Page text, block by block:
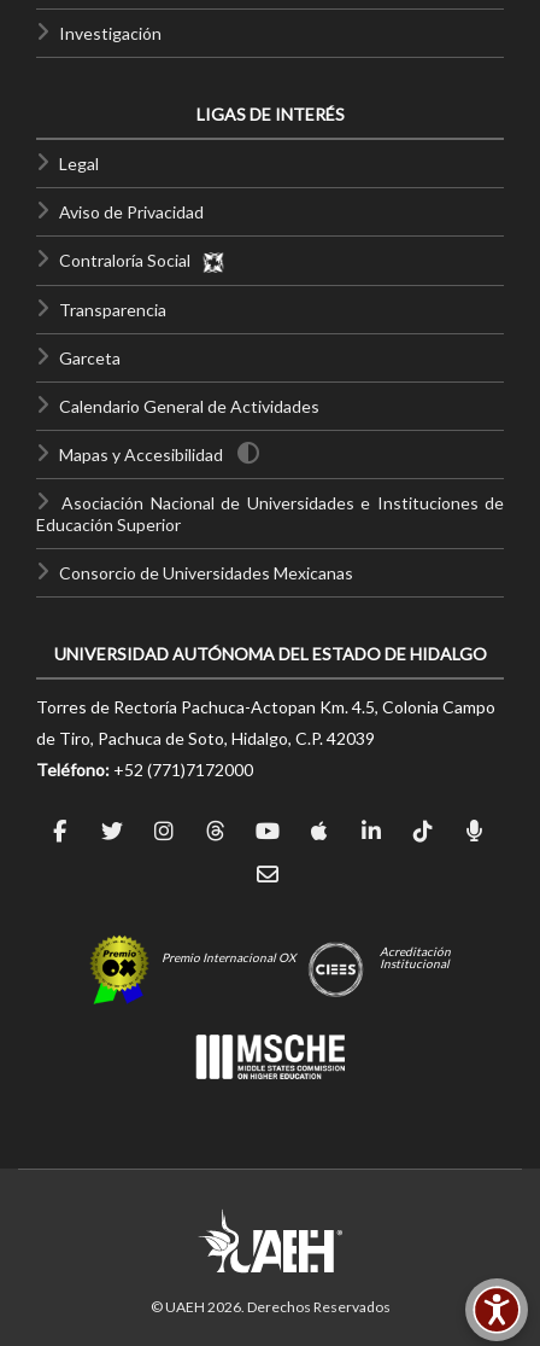
Investigación
LIGAS DE INTERÉS
Legal
Aviso de Privacidad
Contraloría Social
Transparencia
Garceta
Calendario General de Actividades
Mapas y Accesibilidad
Asociación Nacional de Universidades e Instituciones de
Educación Superior
Consorcio de Universidades Mexicanas
UNIVERSIDAD AUTÓNOMA DEL ESTADO DE HIDALGO
Torres de Rectoría Pachuca-Actopan Km. 4.5, Colonia Campo
de Tiro, Pachuca de Soto, Hidalgo, C.P. 42039
Teléfono: +52 (771)7172000
Premio Internacional OX
Acreditación
Institucional
© UAEH 2026. Derechos Reservados